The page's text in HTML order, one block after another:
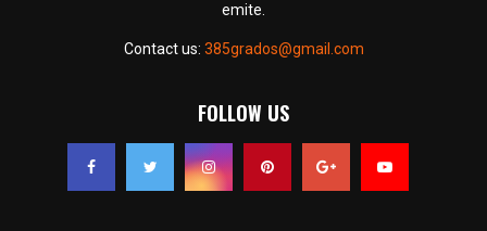
emite.
Contact us: 385grados@gmail.com
FOLLOW US